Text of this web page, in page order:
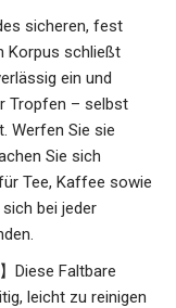
sicheren, fest
Korpus schließt
ein und
Tropfen – selbst
Werfen Sie sie
Sie sich
Tee, Kaffee sowie
bei jeder
Diese Faltbare
leicht zu reinigen